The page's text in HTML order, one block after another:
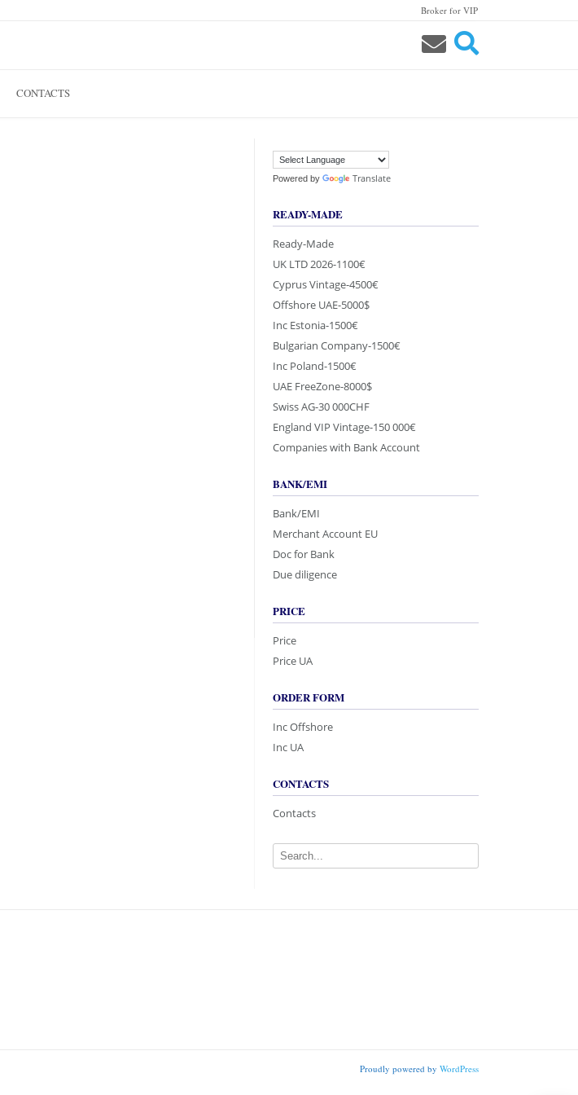
Broker for VIP
CONTACTS
Powered by Translate
READY-MADE
Ready-Made
UK LTD 2026-1100€
Cyprus Vintage-4500€
Offshore UAE-5000$
Inc Estonia-1500€
Bulgarian Company-1500€
Inc Poland-1500€
UAE FreeZone-8000$
Swiss AG-30 000CHF
England VIP Vintage-150 000€
Companies with Bank Account
BANK/EMI
Bank/EMI
Merchant Account EU
Doc for Bank
Due diligence
PRICE
Price
Price UA
ORDER FORM
Inc Offshore
Inc UA
CONTACTS
Contacts
Proudly powered by WordPress